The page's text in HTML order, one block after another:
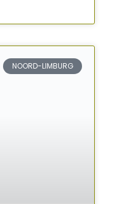
NOORD-LIMBURG